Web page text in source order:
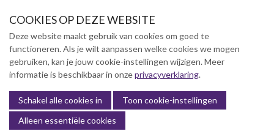
Menu
Over NVBK
NVBK Leden
Lidmaatschap
Kennisbank
COOKIES OP DEZE WEBSITE
Deze website maakt gebruik van cookies om goed te
functioneren. Als je wilt aanpassen welke cookies we mogen
gebruiken, kan je jouw cookie-instellingen wijzigen. Meer
informatie is beschikbaar in onzeprivacyverklaring.
Schakel alle cookies in
Toon cookie-instellingen
Alleen essentiële cookies